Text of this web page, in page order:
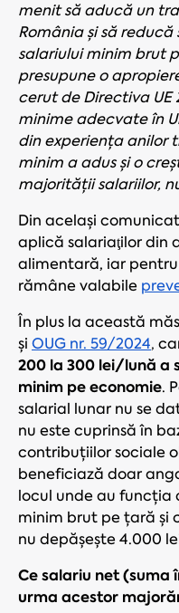
menit să aducă un
România și să
salariului minim brut
presupune o
cerut de Directiva UE
minime adecvate în
din experiența anilor
minim a adus și o
majorității salariilor,
Din același
aplică salariaţilor din
alimentară, iar
rămâne valabile
În plus la această
și OUG nr. 59/2024,
200 la 300 lei/lună a
minim pe economie.
salarial lunar nu se
nu este cuprinsă în
contribuțiilor sociale
beneficiază doar
locul unde au funcția
minim brut pe țară și
nu depășește 4.000
Ce salariu net
urma acestor